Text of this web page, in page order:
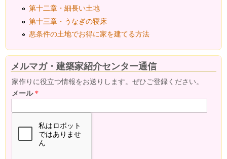
第十二章・細長い土地
第十三章・うなぎの寝床
悪条件の土地でお得に家を建てる方法
メルマガ・建築家紹介センター通信
家作りに役立つ情報をお送りします。ぜひご登録ください。
メール*